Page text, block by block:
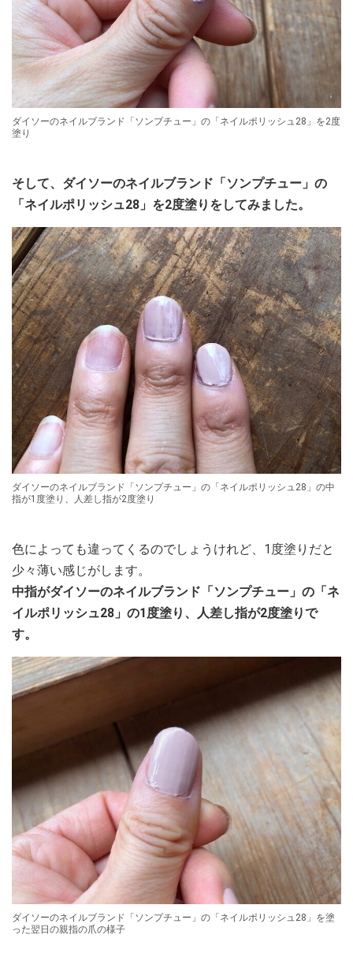
ダイソーのネイルブランド「ソンプチュー」の「ネイルポリッシュ28」を2度
塗り
そして、ダイソーのネイルブランド「ソンプチュー」の
「ネイルポリッシュ28」を2度塗りをしてみました。
ダイソーのネイルブランド「ソンプチュー」の「ネイルポリッシュ28」の中
指が1度塗り、人差し指が2度塗り
色によっても違ってくるのでしょうけれど、1度塗りだと
少々薄い感じがします。
中指がダイソーのネイルブランド「ソンプチュー」の「ネ
イルポリッシュ28」の1度塗り、人差し指が2度塗りで
す。
ダイソーのネイルブランド「ソンプチュー」の「ネイルポリッシュ28」を塗
った翌日の親指の爪の様子